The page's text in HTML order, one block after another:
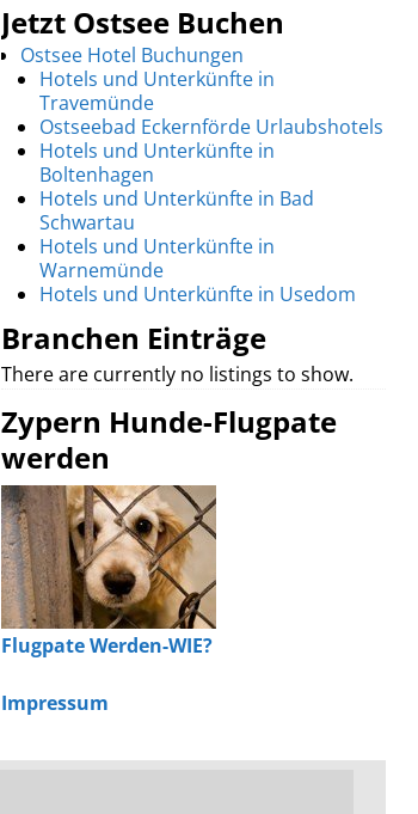
Jetzt Ostsee Buchen
Ostsee Hotel Buchungen
Hotels und Unterkünfte in
Travemünde
Ostseebad Eckernförde Urlaubshotels
Hotels und Unterkünfte in
Boltenhagen
Hotels und Unterkünfte in Bad
Schwartau
Hotels und Unterkünfte in
Warnemünde
Hotels und Unterkünfte in Usedom
Branchen Einträge
There are currently no listings to show.
Zypern Hunde-Flugpate
werden
Flugpate Werden-WIE?
Impressum